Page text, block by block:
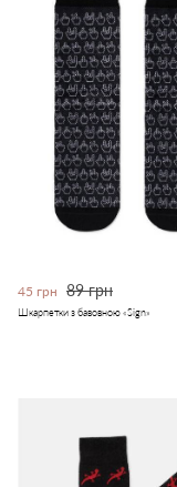
45 грн 89 грн
Шкарпетки з бавовною «Sign»